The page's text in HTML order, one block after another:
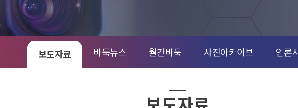
보도자료 바둑뉴스 월간바둑 사진아카이브 언론